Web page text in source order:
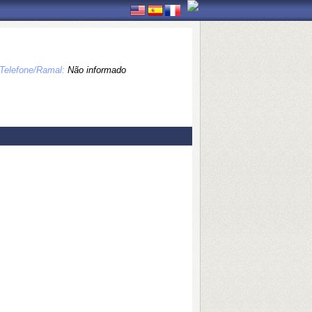
Telefone/Ramal: Não informado